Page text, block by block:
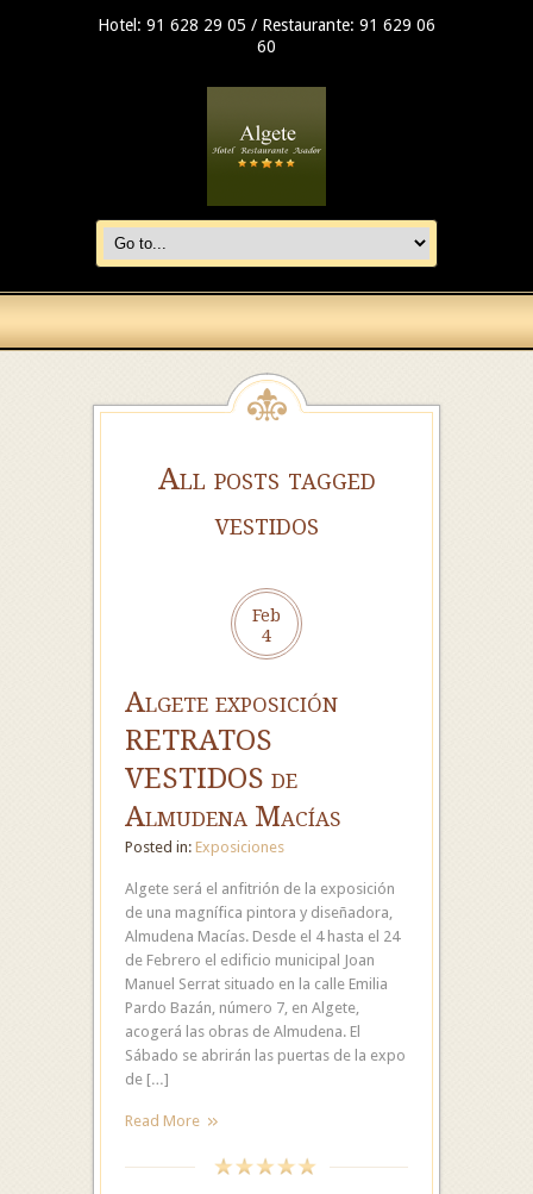
Hotel: 91 628 29 05 / Restaurante: 91 629 06
60
All posts tagged
vestidos
Feb
4
Algete exposición
RETRATOS
VESTIDOS de
Almudena Macías
Posted in: Exposiciones
Algete será el anfitrión de la exposición
de una magnífica pintora y diseñadora,
Almudena Macías. Desde el 4 hasta el 24
de Febrero el edificio municipal Joan
Manuel Serrat situado en la calle Emilia
Pardo Bazán, número 7, en Algete,
acogerá las obras de Almudena. El
Sábado se abrirán las puertas de la expo
de […]
Read More